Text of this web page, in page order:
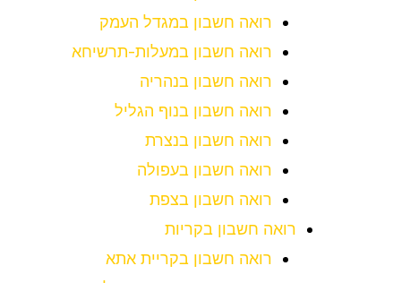
רואה חשבון במגדל העמק
רואה חשבון במעלות-תרשיחא
רואה חשבון בנהריה
רואה חשבון בנוף הגליל
רואה חשבון בנצרת
רואה חשבון בעפולה
רואה חשבון בצפת
רואה חשבון בקריות
רואה חשבון בקריית אתא